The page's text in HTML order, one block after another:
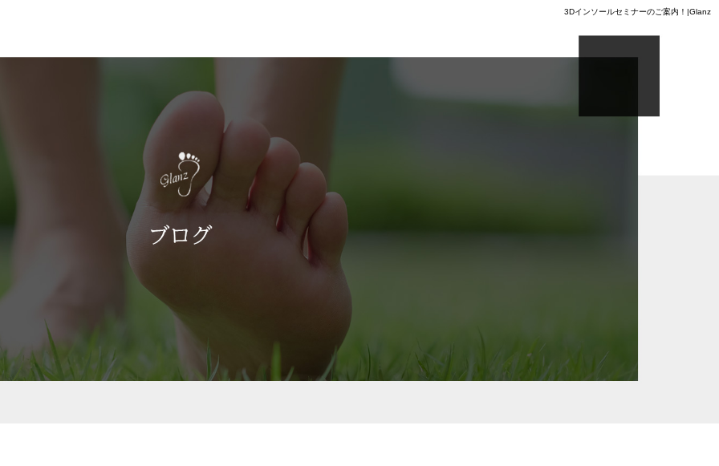
3Dインソールセミナーのご案内！|Glanz